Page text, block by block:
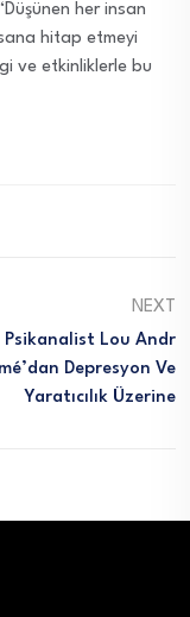
her insan
hitap etmeyi
ve etkinliklerle bu
NEXT
Psikanalist Lou Andr
Depresyon Ve
Yaratıcılık Üzerine